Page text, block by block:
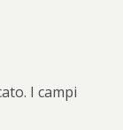
I campi